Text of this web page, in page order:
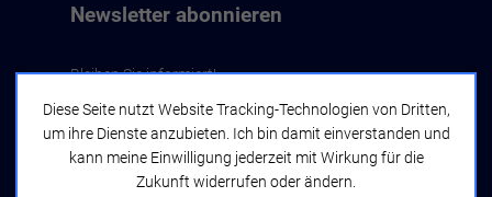
Newsletter abonnieren
Bleiben Sie informiert!
Jetzt abonnieren
Diese Seite nutzt Website Tracking-Technologien von Dritten,
um ihre Dienste anzubieten. Ich bin damit einverstanden und
kann meine Einwilligung jederzeit mit Wirkung für die
Zukunft widerrufen oder ändern.